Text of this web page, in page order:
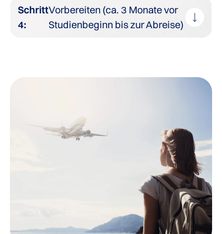
Schritt
4:
Vorbereiten (ca. 3 Monate vor
Studienbeginn bis zur Abreise)